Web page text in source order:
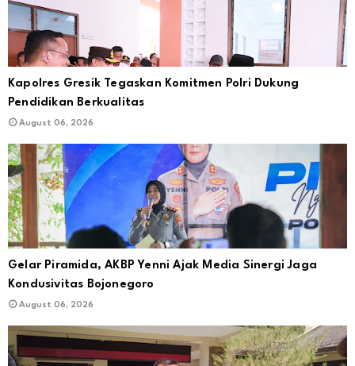
Kapolres Gresik Tegaskan Komitmen Polri Dukung
Pendidikan Berkualitas
August 06, 2026
Gelar Piramida, AKBP Yenni Ajak Media Sinergi Jaga
Kondusivitas Bojonegoro
August 06, 2026